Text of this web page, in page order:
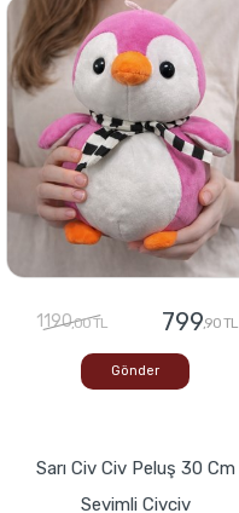
1190,00 TL 799,90 TL
Gönder
Sarı Civ Civ Peluş 30 Cm
Sevimli Civciv